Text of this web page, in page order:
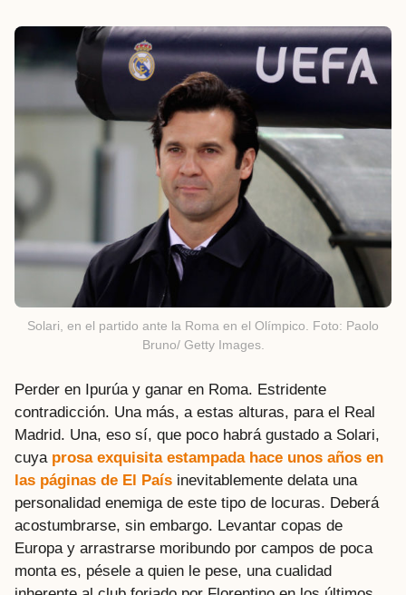
Solari, en el partido ante la Roma en el Olímpico. Foto: Paolo
Bruno/ Getty Images.
Perder en Ipurúa y ganar en Roma. Estridente
contradicción. Una más, a estas alturas, para el Real
Madrid. Una, eso sí, que poco habrá gustado a Solari,
cuya prosa exquisita estampada hace unos años en
las páginas de El País inevitablemente delata una
personalidad enemiga de este tipo de locuras. Deberá
acostumbrarse, sin embargo. Levantar copas de
Europa y arrastrarse moribundo por campos de poca
monta es, pésele a quien le pese, una cualidad